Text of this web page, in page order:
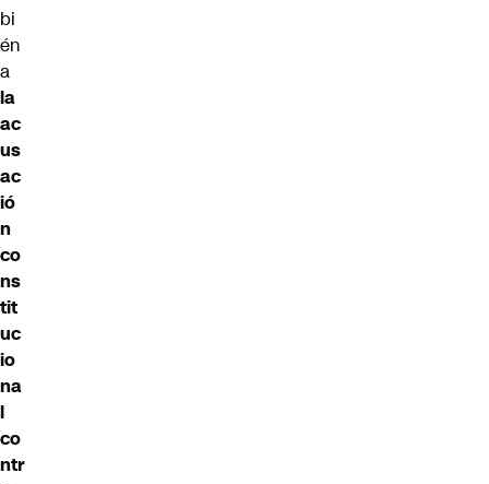
bi
én
a
la
ac
us
ac
ió
n
co
ns
tit
uc
io
na
l
co
ntr